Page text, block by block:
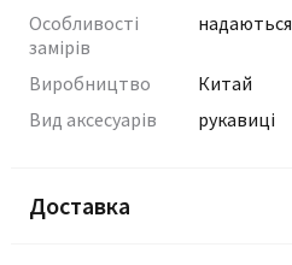
Особливості
замірів
надаються
Виробництво
Китай
Вид аксесуарів
рукавиці
Доставка